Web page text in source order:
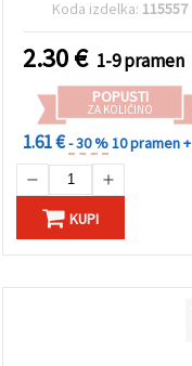
– za izdelavo nakita,
nizanje perlic in
ustvarjalne hobby
projekte
Koda izdelka: 115557
2.30€ 1-9 pramen
POPUSTI
ZA KOLIČINO
1.61 €- 30 %10 pramen +
KUPI